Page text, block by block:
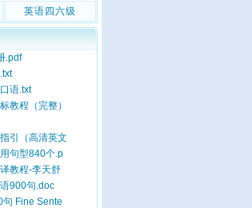
英语四六级
.pdf
语.txt
教程（完整）
引（高清英文
句型840个.p
教程-李天舒
900句.doc
Fine Sente